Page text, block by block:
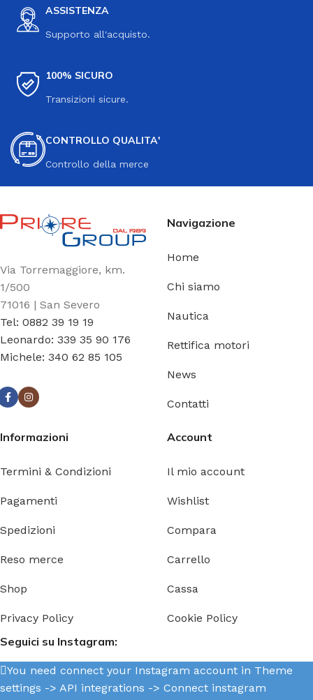
ASSISTENZA
Supporto all'acquisto.
100% SICURO
Transizioni sicure.
CONTROLLO QUALITA'
Controllo della merce
Via Torremaggiore, km.
1/500
71016 | San Severo
Tel: 0882 39 19 19
Leonardo: 339 35 90 176
Michele: 340 62 85 105
Navigazione
Home
Chi siamo
Nautica
Rettifica motori
News
Contatti
Informazioni
Termini & Condizioni
Pagamenti
Spedizioni
Reso merce
Shop
Privacy Policy
Account
Il mio account
Wishlist
Compara
Carrello
Cassa
Cookie Policy
Seguici su Instagram:
You need connect your Instagram account in Theme
settings -> API integrations -> Connect instagram